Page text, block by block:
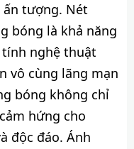
ấn tượng. Nét
bóng là khả năng
nghệ thuật
vô cùng lãng mạn
bóng không chỉ
hứng cho
độc đáo. Ánh